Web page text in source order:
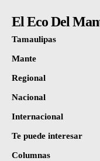
El Eco Del
Tamaulipas
Mante
Regional
Nacional
Internacional
Te puede interesar
Columnas